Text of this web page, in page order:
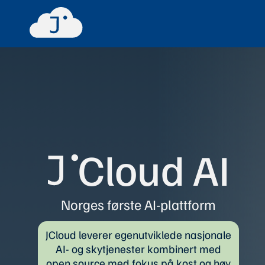
Cloud AI
Norges første AI-plattform
JCloud leverer egenutviklede nasjonale
AI- og skytjenester kombinert med